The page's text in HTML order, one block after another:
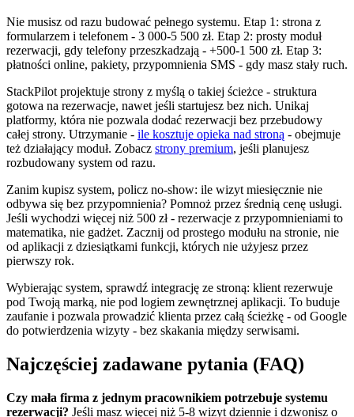
Nie musisz od razu budować pełnego systemu. Etap 1: strona z
formularzem i telefonem - 3 000-5 500 zł. Etap 2: prosty moduł
rezerwacji, gdy telefony przeszkadzają - +500-1 500 zł. Etap 3:
płatności online, pakiety, przypomnienia SMS - gdy masz stały ruch.
StackPilot projektuje strony z myślą o takiej ścieżce - struktura
gotowa na rezerwacje, nawet jeśli startujesz bez nich. Unikaj
platformy, która nie pozwala dodać rezerwacji bez przebudowy
całej strony. Utrzymanie - ile kosztuje opieka nad stroną - obejmuje
też działający moduł. Zobacz strony premium, jeśli planujesz
rozbudowany system od razu.
Zanim kupisz system, policz no-show: ile wizyt miesięcznie nie
odbywa się bez przypomnienia? Pomnoż przez średnią cenę usługi.
Jeśli wychodzi więcej niż 500 zł - rezerwacje z przypomnieniami to
matematika, nie gadżet. Zacznij od prostego modułu na stronie, nie
od aplikacji z dziesiątkami funkcji, których nie użyjesz przez
pierwszy rok.
Wybierając system, sprawdź integrację ze stroną: klient rezerwuje
pod Twoją marką, nie pod logiem zewnętrznej aplikacji. To buduje
zaufanie i pozwala prowadzić klienta przez całą ścieżkę - od Google
do potwierdzenia wizyty - bez skakania między serwisami.
Najczęściej zadawane pytania (FAQ)
Czy mała firma z jednym pracownikiem potrzebuje systemu
rezerwacji? Jeśli masz więcej niż 5-8 wizyt dziennie i dzwonisz o